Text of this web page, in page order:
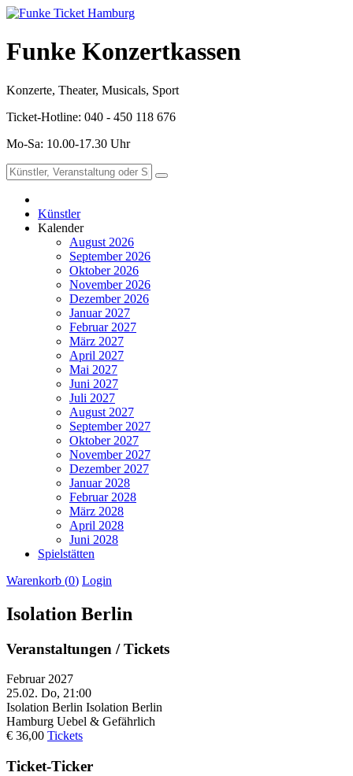
Funke Konzertkassen
Konzerte, Theater, Musicals, Sport
Ticket-Hotline: 040 - 450 118 676
Mo-Sa: 10.00-17.30 Uhr
Künstler
Kalender
August 2026
September 2026
Oktober 2026
November 2026
Dezember 2026
Januar 2027
Februar 2027
März 2027
April 2027
Mai 2027
Juni 2027
Juli 2027
August 2027
September 2027
Oktober 2027
November 2027
Dezember 2027
Januar 2028
Februar 2028
März 2028
April 2028
Juni 2028
Spielstätten
Warenkorb (0) Login
Isolation Berlin
Veranstaltungen / Tickets
Februar 2027
25.02. Do, 21:00
Isolation Berlin Isolation Berlin
Hamburg Uebel & Gefährlich
€ 36,00 Tickets
Ticket-Ticker